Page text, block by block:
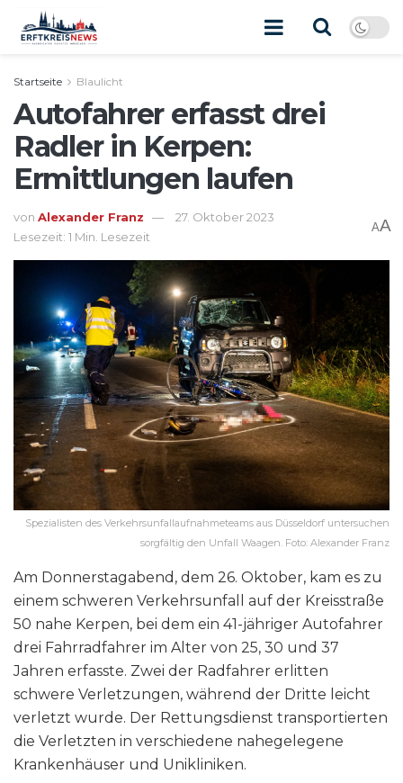
Startseite Blaulicht
Autofahrer erfasst drei
Radler in Kerpen:
Ermittlungen laufen
von Alexander Franz
27. Oktober 2023
Lesezeit: 1 Min. Lesezeit
AA
Spezialisten des Verkehrsunfallaufnahmeteams aus Düsseldorf untersuchen
sorgfältig den Unfall Waagen. Foto: Alexander Franz
Am Donnerstagabend, dem 26. Oktober, kam es zu
einem schweren Verkehrsunfall auf der Kreisstraße
50 nahe Kerpen, bei dem ein 41-jähriger Autofahrer
drei Fahrradfahrer im Alter von 25, 30 und 37
Jahren erfasste. Zwei der Radfahrer erlitten
schwere Verletzungen, während der Dritte leicht
verletzt wurde. Der Rettungsdienst transportierten
die Verletzten in verschiedene nahegelegene
Krankenhäuser und Unikliniken.